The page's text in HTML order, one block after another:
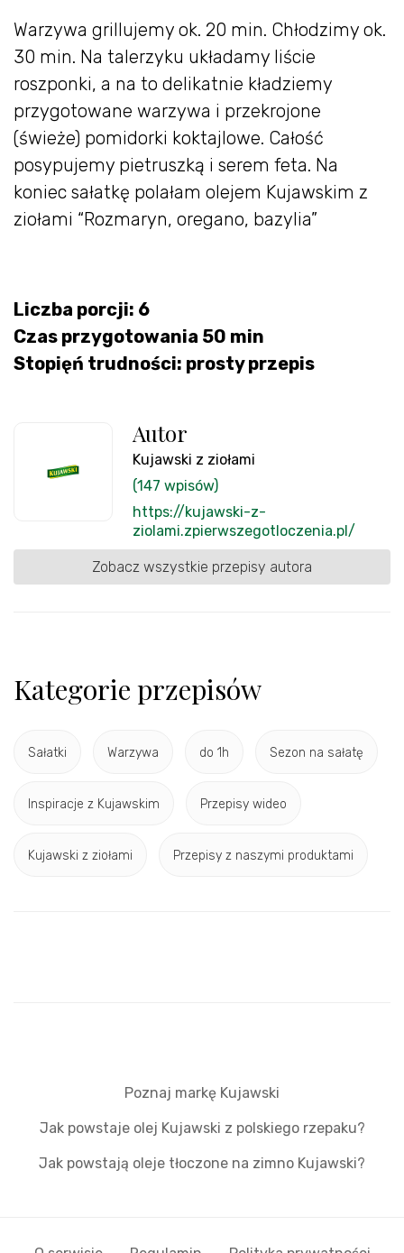
Warzywa grillujemy ok. 20 min. Chłodzimy ok.
30 min. Na talerzyku układamy liście
roszponki, a na to delikatnie kładziemy
przygotowane warzywa i przekrojone
(świeże) pomidorki koktajlowe. Całość
posypujemy pietruszką i serem feta. Na
koniec sałatkę polałam olejem Kujawskim z
ziołami “Rozmaryn, oregano, bazylia”
Liczba porcji: 6
Czas przygotowania 50 min
Stopięń trudności: prosty przepis
Autor
Kujawski z ziołami
(147 wpisów)
https://kujawski-z-
ziolami.zpierwszegotloczenia.pl/
Zobacz wszystkie przepisy autora
Kategorie przepisów
Sałatki Warzywa do 1h Sezon na sałatę
Inspiracje z Kujawskim Przepisy wideo
Kujawski z ziołami Przepisy z naszymi produktami
Poznaj markę Kujawski
Jak powstaje olej Kujawski z polskiego rzepaku?
Jak powstają oleje tłoczone na zimno Kujawski?